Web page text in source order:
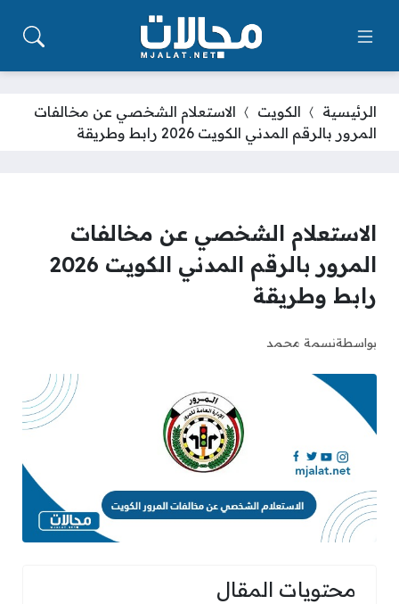
الرئيسية الكويت
الاستعلام الشخصي عن مخالفات
المرور بالرقم المدني الكويت 2026 رابط وطريقة
الاستعلام الشخصي عن مخالفات
المرور بالرقم المدني الكويت 2026
رابط وطريقة
بواسطةنسمة محمد
محتويات المقال